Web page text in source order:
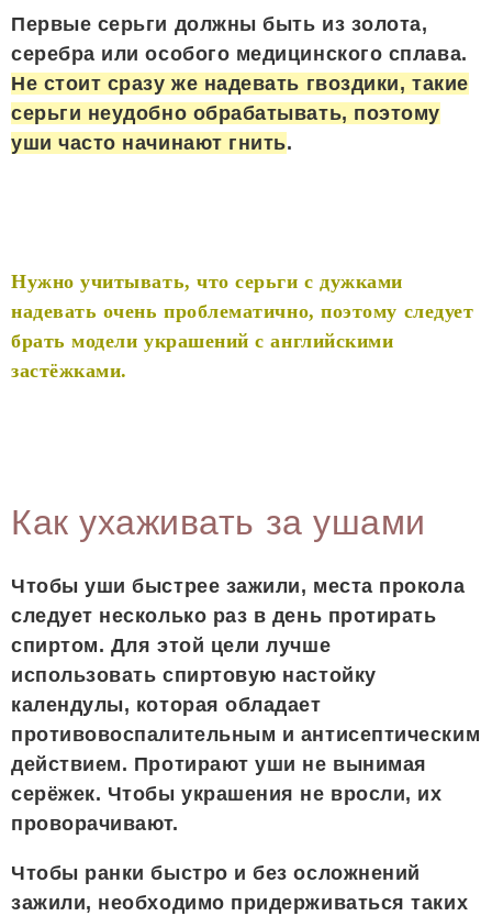
Первые серьги должны быть из золота,
серебра или особого медицинского сплава.
Не стоит сразу же надевать гвоздики, такие
серьги неудобно обрабатывать, поэтому
уши часто начинают гнить.
Нужно учитывать, что серьги с дужками
надевать очень проблематично, поэтому следует
брать модели украшений с английскими
застёжками.
Как ухаживать за ушами
Чтобы уши быстрее зажили, места прокола
следует несколько раз в день протирать
спиртом. Для этой цели лучше
использовать спиртовую настойку
календулы, которая обладает
противовоспалительным и антисептическим
действием. Протирают уши не вынимая
серёжек. Чтобы украшения не вросли, их
проворачивают.
Чтобы ранки быстро и без осложнений
зажили, необходимо придерживаться таких